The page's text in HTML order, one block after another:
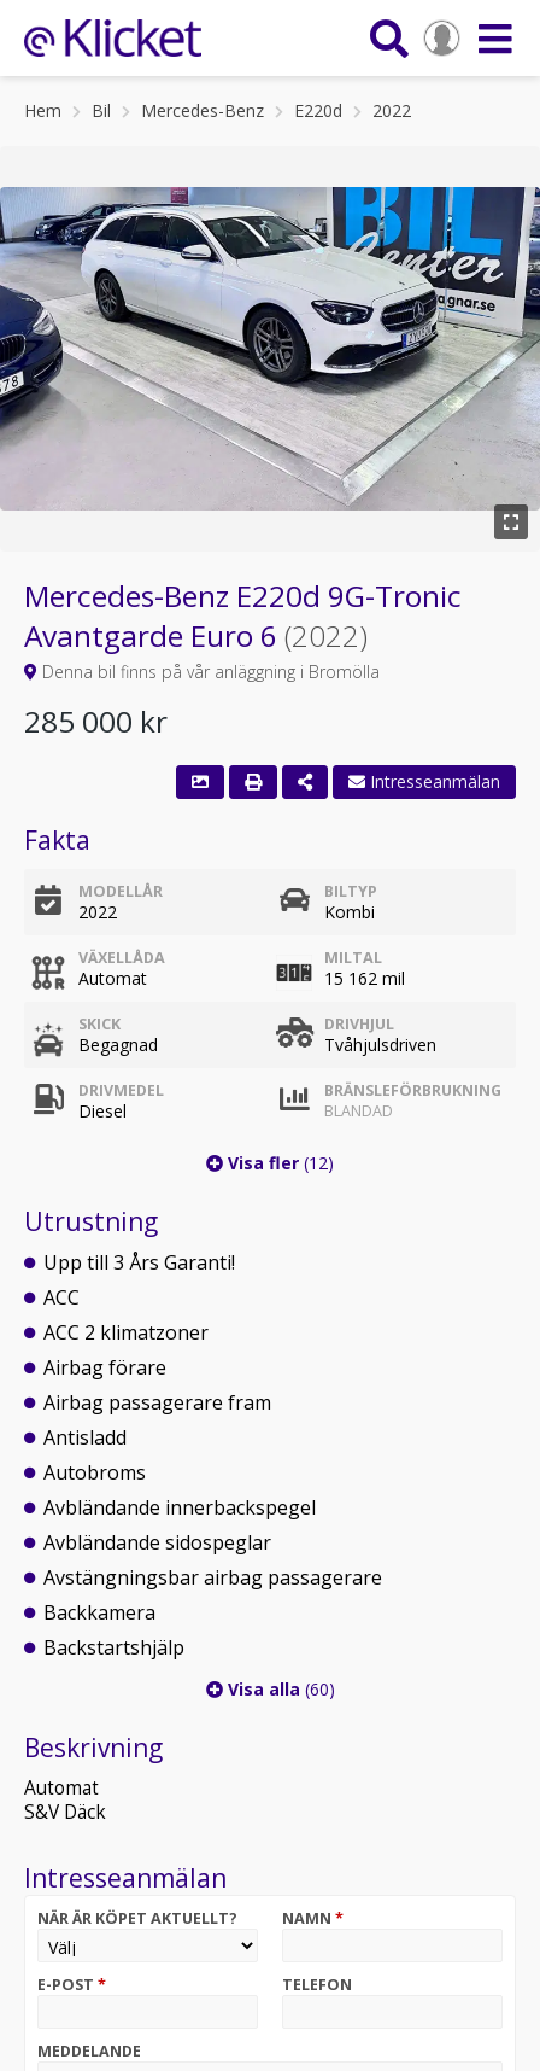
Hem Bil Mercedes-Benz E220d 2022
Mercedes-Benz E220d 9G-Tronic
Avantgarde Euro 6 (2022)
Denna bil finns på vår anläggning i Bromölla
285 000 kr
Fakta
MODELLÅR
2022
BILTYP
Kombi
VÄXELLÅDA
Automat
MILTAL
15 162 mil
SKICK
Begagnad
DRIVHJUL
Tvåhjulsdriven
DRIVMEDEL
Diesel
BRÄNSLEFÖRBRUKNING
BLANDAD
Visa fler (12)
Utrustning
Upp till 3 Års Garanti!
ACC
ACC 2 klimatzoner
Airbag förare
Airbag passagerare fram
Antisladd
Autobroms
Avbländande innerbackspegel
Avbländande sidospeglar
Avstängningsbar airbag passagerare
Backkamera
Backstartshjälp
Visa alla (60)
Beskrivning
Automat
S&V Däck
Intresseanmälan
NÄR ÄR KÖPET AKTUELLT? NAMN *
E-POST * TELEFON
MEDDELANDE